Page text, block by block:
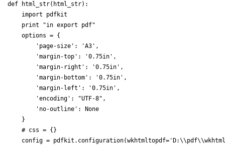
def html_str(html_str):
    import pdfkit
    print "in export pdf"
    options = {
        'page-size': 'A3',
        'margin-top': '0.75in',
        'margin-right': '0.75in',
        'margin-bottom': '0.75in',
        'margin-left': '0.75in',
        'encoding': "UTF-8",
        'no-outline': None
    }
    # css = {}
config =